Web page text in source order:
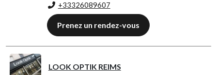
+33326089607
Prenez un rendez-vous
LOOK OPTIK REIMS